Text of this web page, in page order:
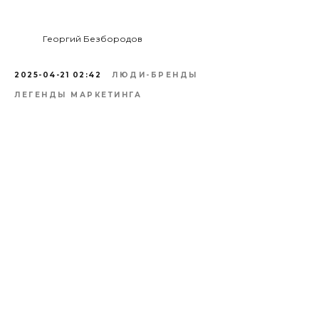
Георгий Безбородов
2025-04-21 02:42 ЛЮДИ-БРЕНДЫ
ЛЕГЕНДЫ МАРКЕТИНГА